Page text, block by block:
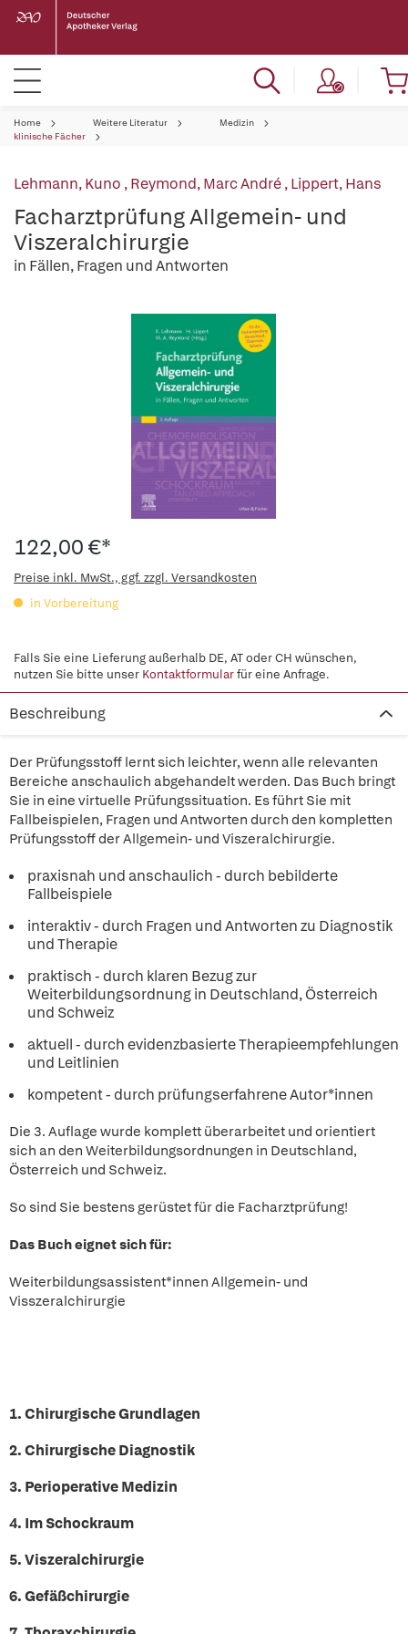
Home Weitere Literatur
Medizin
klinische Fächer
Lehmann, Kuno ,Reymond, Marc André,Lippert, Hans
Facharztprüfung Allgemein- und
Viszeralchirurgie
in Fällen, Fragen und Antworten
122,00 €*
Preise inkl. MwSt., ggf. zzgl. Versandkosten
in Vorbereitung
Falls Sie eine Lieferung außerhalb DE, AT oder CH wünschen,
nutzen Sie bitte unser Kontaktformularfür eine Anfrage.
Beschreibung
Der Prüfungsstoff lernt sich leichter, wenn alle relevanten
Bereiche anschaulich abgehandelt werden. Das Buch bringt
Sie in eine virtuelle Prüfungssituation. Es führt Sie mit
Fallbeispielen, Fragen und Antworten durch den kompletten
Prüfungsstoff der Allgemein- und Viszeralchirurgie.
praxisnah und anschaulich - durch bebilderte
Fallbeispiele
interaktiv - durch Fragen und Antworten zu Diagnostik
und Therapie
praktisch - durch klaren Bezug zur
Weiterbildungsordnung in Deutschland, Österreich
und Schweiz
aktuell - durch evidenzbasierte Therapieempfehlungen
und Leitlinien
kompetent - durch prüfungserfahrene Autor*innen
Die 3. Auflage wurde komplett überarbeitet und orientiert
sich an den Weiterbildungsordnungen in Deutschland,
Österreich und Schweiz.
So sind Sie bestens gerüstet für die Facharztprüfung!
Das Buch eignet sich für:
Weiterbildungsassistent*innen Allgemein- und
Visszeralchirurgie
1. Chirurgische Grundlagen
2. Chirurgische Diagnostik
3. Perioperative Medizin
4. Im Schockraum
5. Viszeralchirurgie
6. Gefäßchirurgie